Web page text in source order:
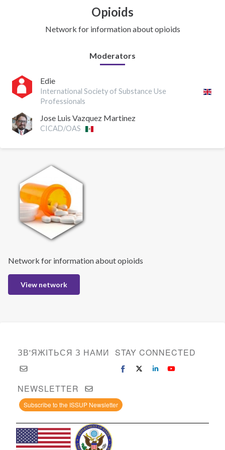
Opioids
Network for information about opioids
Moderators
Edie
International Society of Substance Use
Professionals
Jose Luis Vazquez Martinez
CICAD/OAS
Network for information about opioids
View network
ЗВ'ЯЖІТЬСЯ З НАМИ STAY CONNECTED
NEWSLETTER
Subscribe to the ISSUP Newsletter